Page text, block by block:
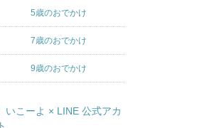
5歳のおでかけ
7歳のおでかけ
9歳のおでかけ